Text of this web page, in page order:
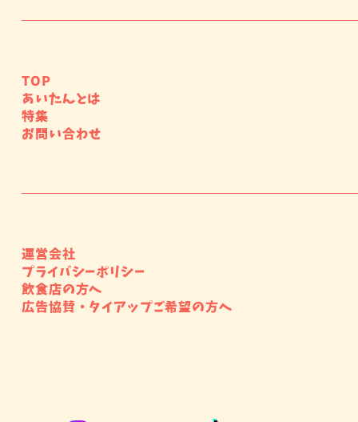
TOP
あいたんとは
特集
お問い合わせ
運営会社
プライバシーポリシー
飲食店の方へ
広告協賛・タイアップご希望の方へ